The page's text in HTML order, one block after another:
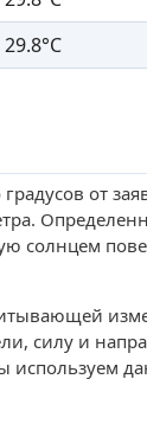
29.8°C
от
солнцем
силу и
используем